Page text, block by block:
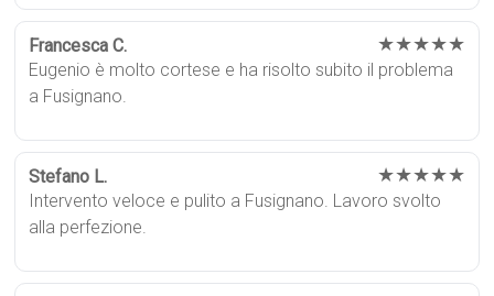
Francesca C. ★★★★★
Eugenio è molto cortese e ha risolto subito il problema
a Fusignano.
Stefano L. ★★★★★
Intervento veloce e pulito a Fusignano. Lavoro svolto
alla perfezione.